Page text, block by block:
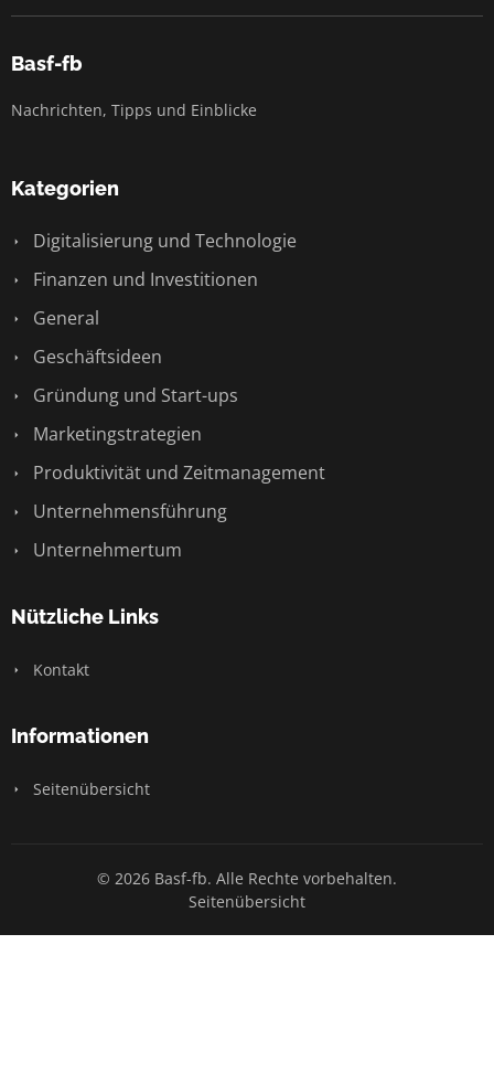
Basf-fb
Nachrichten, Tipps und Einblicke
Kategorien
Digitalisierung und Technologie
Finanzen und Investitionen
General
Geschäftsideen
Gründung und Start-ups
Marketingstrategien
Produktivität und Zeitmanagement
Unternehmensführung
Unternehmertum
Nützliche Links
Kontakt
Informationen
Seitenübersicht
© 2026 Basf-fb. Alle Rechte vorbehalten.
Seitenübersicht